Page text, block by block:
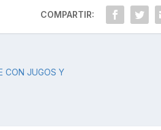
COMPARTIR:
CON JUGOS Y